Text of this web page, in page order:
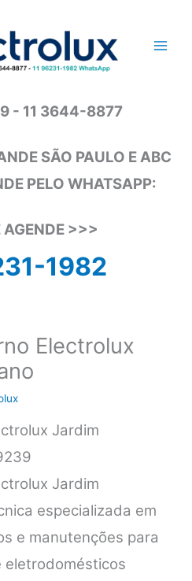
- 11 3644-8877
SÃO PAULO E ABC
PELO WHATSAPP:
AGENDE >>>
1982
Electrolux
Jardim
Jardim
especializada em
e manutenções para
eletrodomésticos